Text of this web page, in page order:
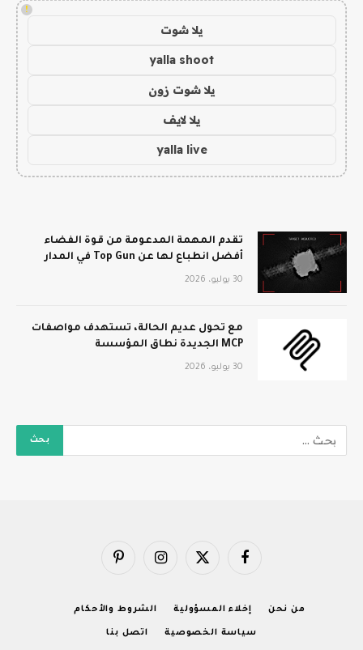
!
يلا شوت
yalla shoot
يلا شوت زون
يلا لايف
yalla live
تقدم المهمة المدعومة من قوة الفضاء
أفضل انطباع لها عن Top Gun في المدار
30 يوليو، 2026
مع تحول عديم الحالة، تستهدف مواصفات
MCP الجديدة نطاق المؤسسة
30 يوليو، 2026
فيسبوك X
الانستغرامبينتيريست
من نحن إخلاء المسؤولية الشروط والأحكام
سياسة الخصوصية اتصل بنا